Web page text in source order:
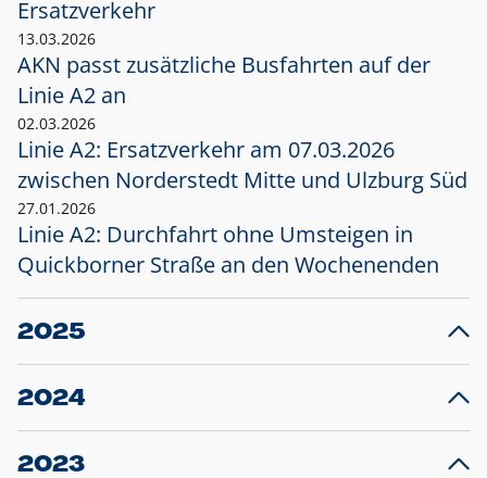
Ersatzverkehr
13.03.2026
AKN passt zusätzliche Busfahrten auf der
Linie A2 an
02.03.2026
Linie A2: Ersatzverkehr am 07.03.2026
zwischen Norderstedt Mitte und Ulzburg Süd
27.01.2026
Linie A2: Durchfahrt ohne Umsteigen in
Quickborner Straße an den Wochenenden
2025
23.12.2025
Projekt S5: Start der Bauarbeiten am
2024
10.12.2024
Großprojekt S5: Sperrung der Bahnstraße in
2023